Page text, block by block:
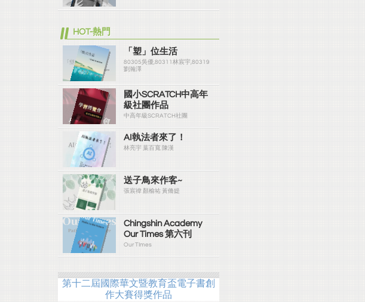
HOT-熱門
「塑」位生活
80305吳優,80311林宸宇,80319
劉瀚澤
國小SCRATCH中高年
級社團作品
中高年級SCRATCH社團
AI執法者來了！
林亮宇 葉百寬 陳漢
送子鳥來作客~
張宸禕 顏榆祐 黃脩媞
Chingshin Academy
Our Times 第六刊
Our TImes
第十二屆國際華文暨教育盃電子書創
作大賽得獎作品